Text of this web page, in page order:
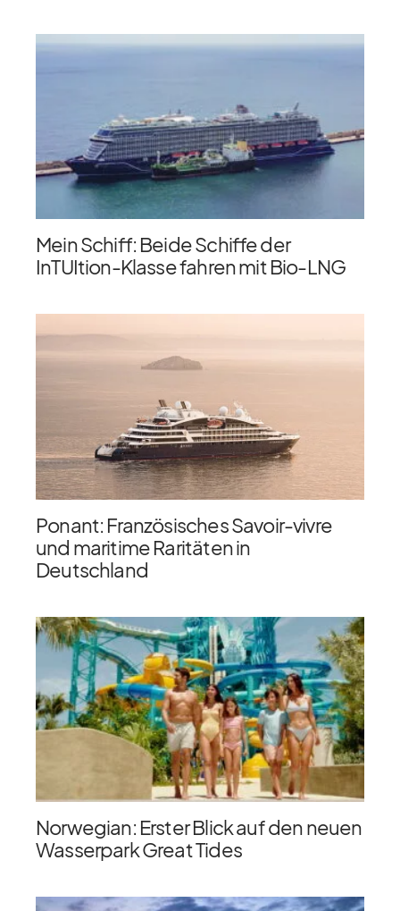
Mein Schiff: Beide Schiffe der
InTUItion-Klasse fahren mit Bio-LNG
Ponant: Französisches Savoir-vivre
und maritime Raritäten in
Deutschland
Norwegian: Erster Blick auf den neuen
Wasserpark Great Tides